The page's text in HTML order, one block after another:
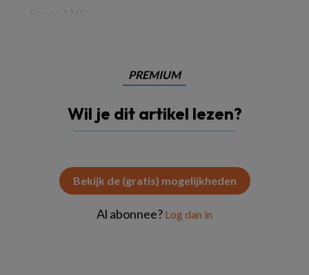
PREMIUM
Wil je dit artikel lezen?
Bekijk de (gratis) mogelijkheden
Al abonnee? Log dan in